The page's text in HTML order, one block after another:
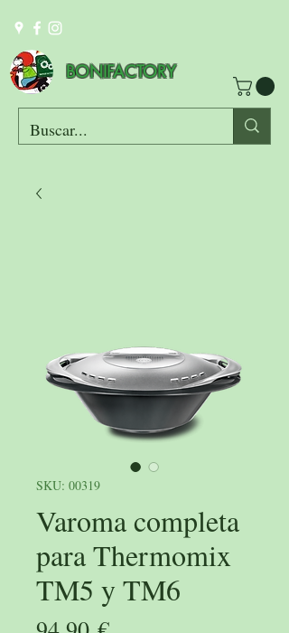
BONIFACTORY
SKU: 00319
Varoma completa
para Thermomix
TM5 y TM6